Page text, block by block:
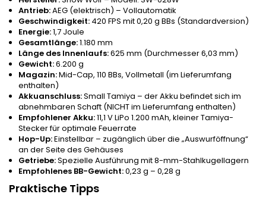
Antrieb:AEG (elektrisch) – Vollautomatik
Geschwindigkeit: 420 FPS mit 0,20 g BBs (Standardversion)
Energie:1,7 Joule
Gesamtlänge:1.180 mm
Länge des Innenlaufs:625 mm (Durchmesser 6,03 mm)
Gewicht:6.200 g
Magazin:Mid-Cap, 110 BBs, Vollmetall (im Lieferumfang
enthalten)
Akkuanschluss:Small Tamiya – der Akku befindet sich im
abnehmbaren Schaft (NICHT im Lieferumfang enthalten)
Empfohlener Akku:11,1 V LiPo 1.200 mAh, kleiner Tamiya-
Stecker für optimale Feuerrate
Hop-Up:Einstellbar – zugänglich über die „Auswurföffnung“
an der Seite des Gehäuses
Getriebe:Spezielle Ausführung mit 8-mm-Stahlkugellagern
Empfohlenes BB-Gewicht:0,23 g – 0,28 g
Praktische Tipps